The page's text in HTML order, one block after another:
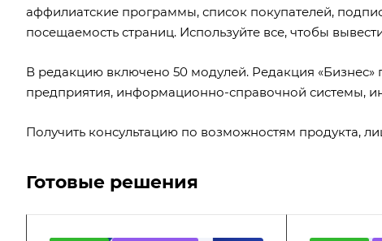
аффилиатские программы, список покупателей,
посещаемость страниц. Используйте все, чтобы
В редакцию включено 50 модулей. Редакция «Бизнес»
предприятия, информационно-справочной системы,
Получить консультацию по возможностям продукта,
Готовые решения